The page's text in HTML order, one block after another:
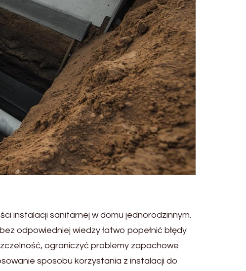
instalacji sanitarnej w domu jednorodzinnym.
odpowiedniej wiedzy łatwo popełnić błędy
ograniczyć problemy zapachowe
sposobu korzystania z instalacji do